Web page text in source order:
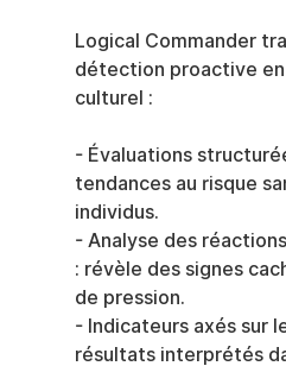
Logical Commander
détection proactive en
culturel :
- Évaluations
tendances au risque
individus.
- Analyse des
: révèle des signes
de pression.
- Indicateurs axés sur
résultats interprétés